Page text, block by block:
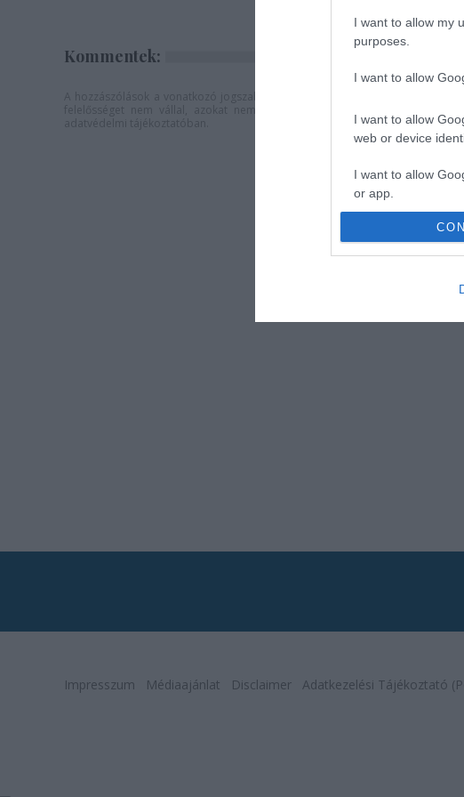
I want to allow my
purposes.
I want to allow
I want to allow
web or device
I want to allow
or app.
I want to allow
authentication
Kommentek:
Impresszum Médiaajánlat Disclaimer Adatkezelési Tájékoztató